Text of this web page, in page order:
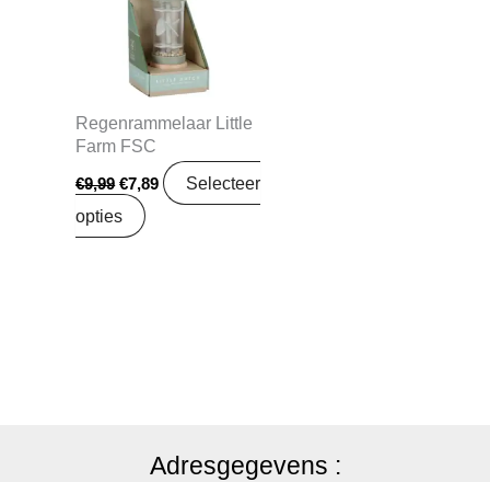
Regenrammelaar Little
Farm FSC
€9,99 €7,89
Selecteer
opties
Adresgegevens :